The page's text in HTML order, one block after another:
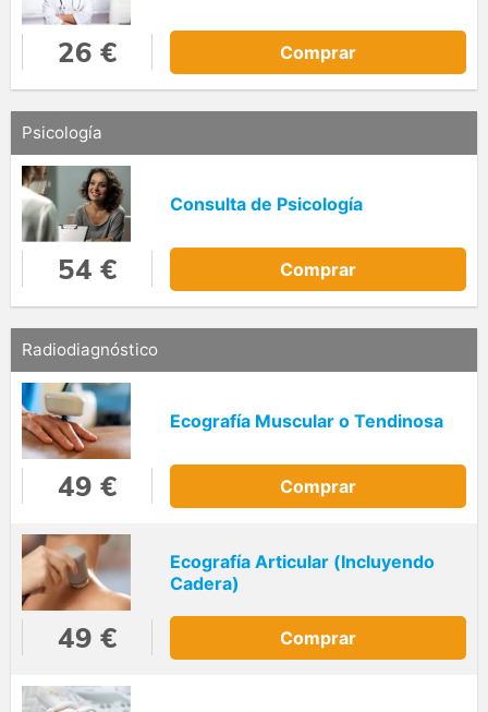
26 € Comprar
Psicología
Consulta de Psicología
54 € Comprar
Radiodiagnóstico
Ecografía Muscular o Tendinosa
49 € Comprar
Ecografía Articular (Incluyendo
Cadera)
49 € Comprar